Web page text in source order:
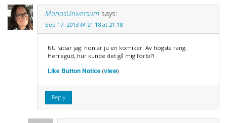
MonasUniversum says:
Sep 17, 2013 @ 21:18 at 21:18
NU fattar jag: hon är ju en komiker. Av högsta rang.
Herregud, hur kunde det gå mig förbi?!
Like Button Notice(view)
Reply